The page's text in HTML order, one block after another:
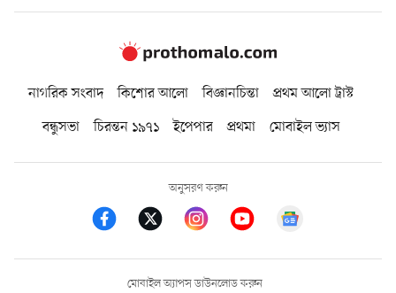
নাগরিক সংবাদ কিশোর আলো বিজ্ঞানচিন্তা
প্রথম আলো ট্রাস্ট
বন্ধুসভা
চিরন্তন ১৯৭১ ইপেপার প্রথমা মোবাইল ভ্যাস
অনুসরণ করুন
মোবাইল অ্যাপস ডাউনলোড করুন